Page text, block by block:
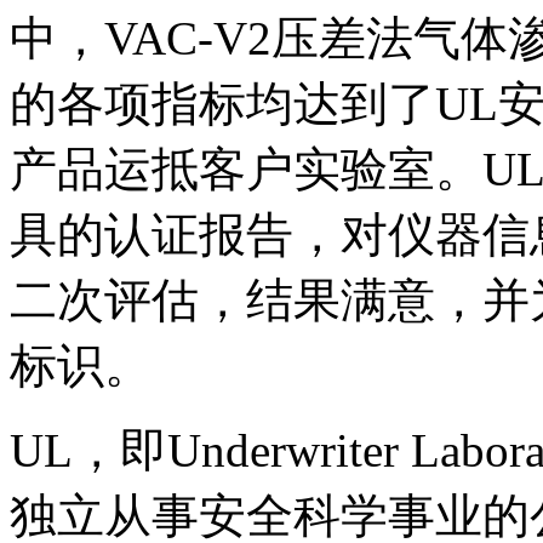
中，VAC-V2压差法气体
的各项指标均达到了UL
产品运抵客户实验室。
具的认证报告，对仪器
二次评估，结果满意，
标识。
UL，即Underwriter
独立从事安全科学事业